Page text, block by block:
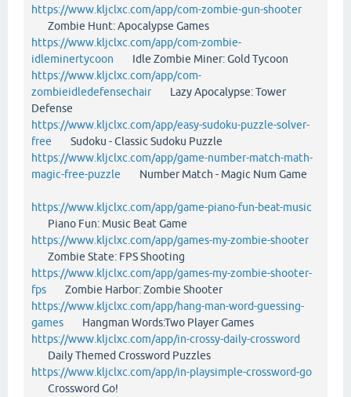
https://www.kljclxc.com/app/com-zombie-gun-shooter
Zombie Hunt: Apocalypse Games
https://www.kljclxc.com/app/com-zombie-
idleminertycoon Idle Zombie Miner: Gold Tycoon
https://www.kljclxc.com/app/com-
zombieidledefensechairLazy Apocalypse: Tower
Defense
https://www.kljclxc.com/app/easy-sudoku-puzzle-solver-
free Sudoku - Classic Sudoku Puzzle
https://www.kljclxc.com/app/game-number-match-math-
magic-free-puzzle Number Match - Magic Num Game
https://www.kljclxc.com/app/game-piano-fun-beat-music
Piano Fun: Music Beat Game
https://www.kljclxc.com/app/games-my-zombie-shooter
Zombie State: FPS Shooting
https://www.kljclxc.com/app/games-my-zombie-shooter-
fps Zombie Harbor: Zombie Shooter
https://www.kljclxc.com/app/hang-man-word-guessing-
games Hangman Words:Two Player Games
https://www.kljclxc.com/app/in-crossy-daily-crossword
Daily Themed Crossword Puzzles
https://www.kljclxc.com/app/in-playsimple-crossword-go
Crossword Go!